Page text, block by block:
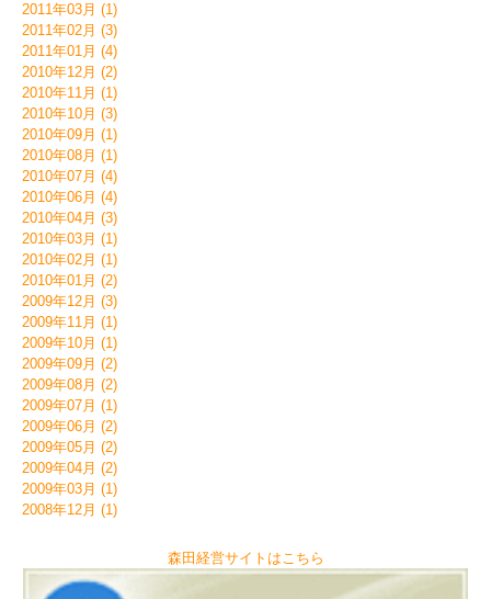
2011年03月 (1)
2011年02月 (3)
2011年01月 (4)
2010年12月 (2)
2010年11月 (1)
2010年10月 (3)
2010年09月 (1)
2010年08月 (1)
2010年07月 (4)
2010年06月 (4)
2010年04月 (3)
2010年03月 (1)
2010年02月 (1)
2010年01月 (2)
2009年12月 (3)
2009年11月 (1)
2009年10月 (1)
2009年09月 (2)
2009年08月 (2)
2009年07月 (1)
2009年06月 (2)
2009年05月 (2)
2009年04月 (2)
2009年03月 (1)
2008年12月 (1)
森田経営サイトはこちら